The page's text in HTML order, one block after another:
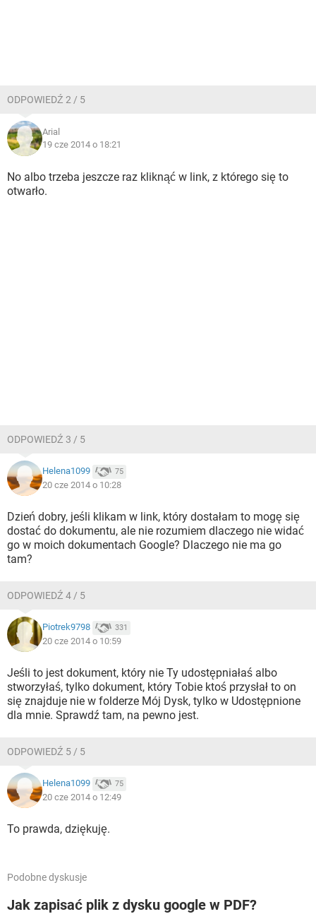
ODPOWIEDŹ 2 / 5
Arial
19 cze 2014 o 18:21
No albo trzeba jeszcze raz kliknąć w link, z którego się to
otwarło.
ODPOWIEDŹ 3 / 5
Helena1099 75
20 cze 2014 o 10:28
Dzień dobry, jeśli klikam w link, który dostałam to mogę się
dostać do dokumentu, ale nie rozumiem dlaczego nie widać
go w moich dokumentach Google? Dlaczego nie ma go
tam?
ODPOWIEDŹ 4 / 5
Piotrek9798 331
20 cze 2014 o 10:59
Jeśli to jest dokument, który nie Ty udostępniałaś albo
stworzyłaś, tylko dokument, który Tobie ktoś przysłał to on
się znajduje nie w folderze Mój Dysk, tylko w Udostępnione
dla mnie. Sprawdź tam, na pewno jest.
ODPOWIEDŹ 5 / 5
Helena1099 75
20 cze 2014 o 12:49
To prawda, dziękuję.
Podobne dyskusje
Jak zapisać plik z dysku google w PDF?